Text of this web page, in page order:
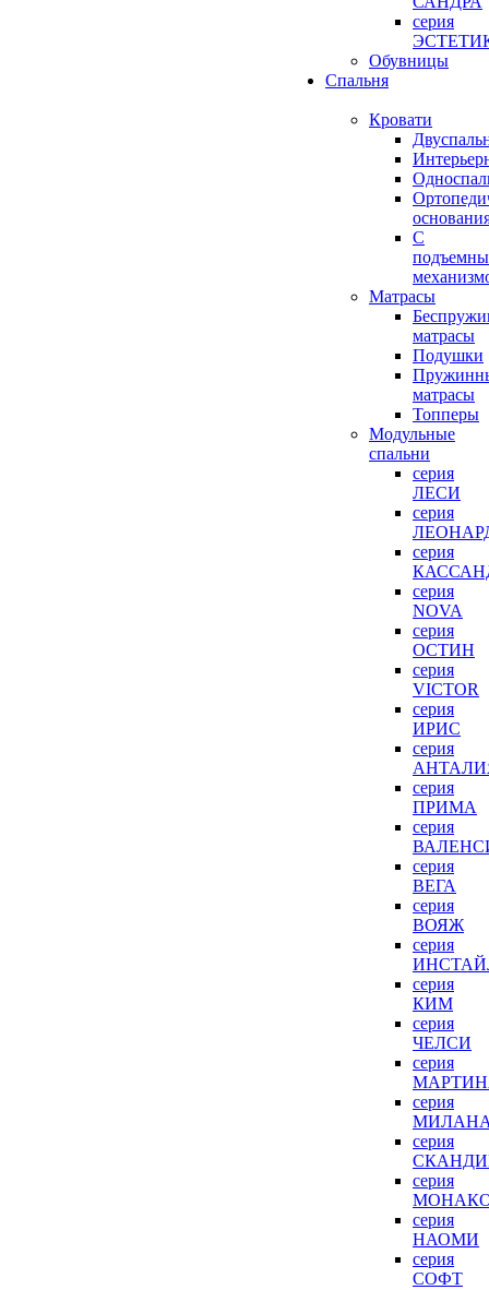
серия
Обувницы
Спальня
Кровати
С
Матрасы
матрасы
Подушки
матрасы
Топперы
Модульные
спальни
серия
ЛЕСИ
серия
серия
серия
NOVA
серия
ОСТИН
серия
VICTOR
серия
ИРИС
серия
серия
ПРИМА
серия
серия
ВЕГА
серия
ВОЯЖ
серия
серия
КИМ
серия
ЧЕЛСИ
серия
серия
серия
серия
серия
НАОМИ
серия
СОФТ